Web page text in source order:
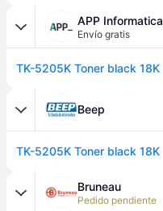
APP Informatica
Envío gratis
TK-5205K Toner black 18K
Beep
TK-5205K Toner black 18K
Bruneau
Pedido pendiente